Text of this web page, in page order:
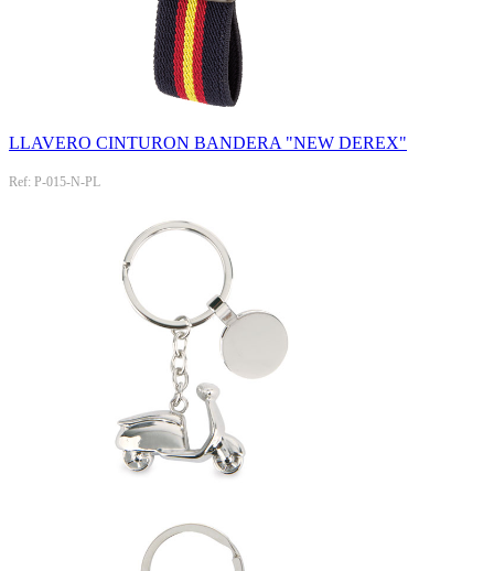
LLAVERO CINTURON BANDERA "NEW DEREX"
Ref: P-015-N-PL